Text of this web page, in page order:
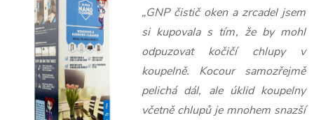
„GNP čistič oken a zrcadel jsem
si kupovala s tím, že by mohl
odpuzovat kočičí chlupy v
koupelně. Kocour samozřejmě
pelichá dál, ale úklid koupelny
včetně chlupů je mnohem snazší